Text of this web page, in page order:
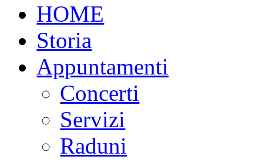
HOME
Storia
Appuntamenti
Concerti
Servizi
Raduni